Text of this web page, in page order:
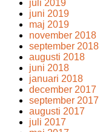
juli 2019
juni 2019
maj 2019
november 2018
september 2018
augusti 2018
juni 2018
januari 2018
december 2017
september 2017
augusti 2017
juli 2017